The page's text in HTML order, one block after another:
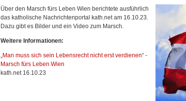
Über den Marsch fürs Leben Wien berichtete ausführlich
das katholische Nachrichtenportal kath.net am 16.10.23.
Dazu gibt es Bilder und ein Video zum Marsch.
Weitere Informationen:
„Man muss sich sein Lebensrecht nicht erst verdienen“ -
Marsch fürs Leben Wien
kath.net 16.10.23